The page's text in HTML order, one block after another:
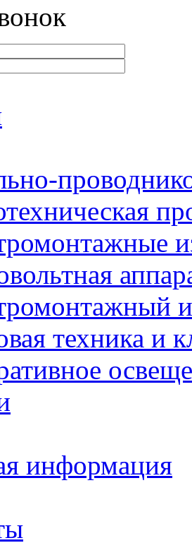
техника и
информация